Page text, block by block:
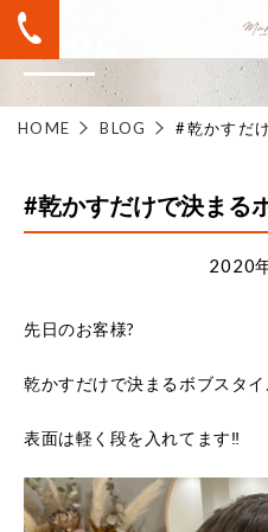
BLOG
HOME BLOG #乾かすだ
#乾かすだけで決まる
2020
先日のお客様?
乾かすだけで決まるボブスタイ
表面は軽く段を入れてます‼️